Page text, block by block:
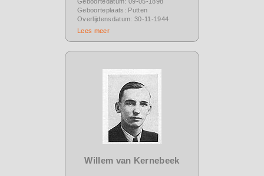
Geboorteplaats: Putten
Overlijdensdatum: 30-11-1944
Lees meer
Willem van Kernebeek